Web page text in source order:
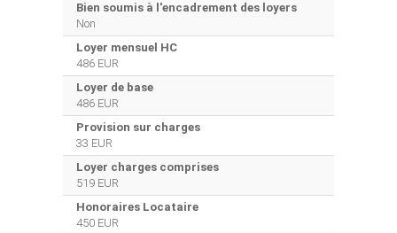
Bien soumis à l'encadrement des loyers
Non
Loyer mensuel HC
486 EUR
Loyer de base
486 EUR
Provision sur charges
33 EUR
Loyer charges comprises
519 EUR
Honoraires Locataire
450 EUR